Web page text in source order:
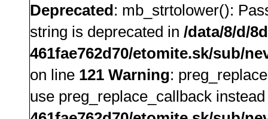
Deprecated: mb_strtolower():
string is deprecated in /data/8/d/
461fae762d70/etomite.sk/sub/
on line 121 Warning:
use preg_replace_callback